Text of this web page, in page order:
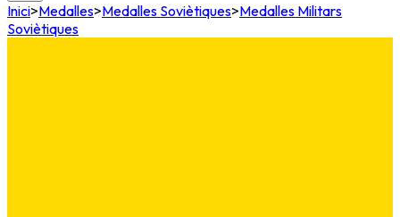
Inici>Medalles>Medalles Soviètiques>Medalles Militars
Soviètiques